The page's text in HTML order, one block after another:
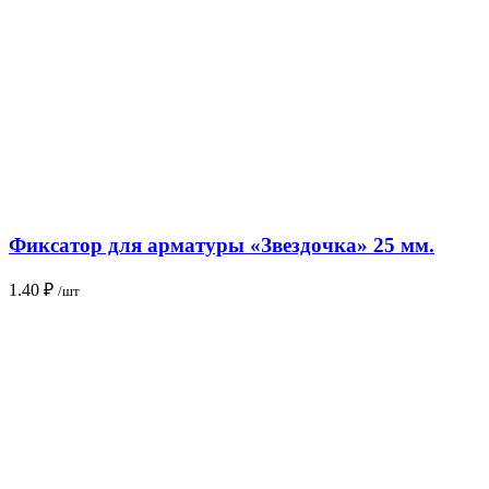
Фиксатор для арматуры «Звездочка» 25 мм.
1.40 ₽ /шт